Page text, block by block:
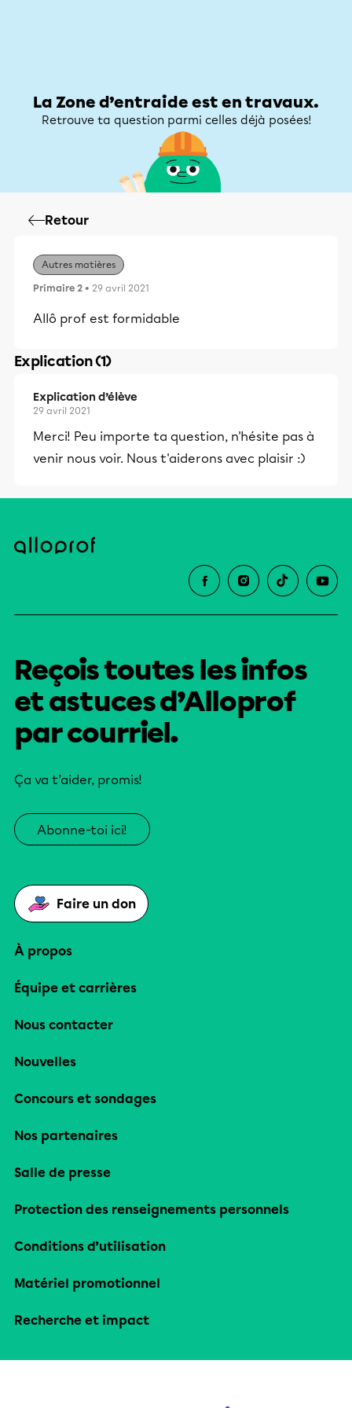
La Zone d’entraide est en travaux.
Retrouve ta question parmi celles déjà posées!
Retour
Autres matières
Primaire 2 • 29 avril 2021
Allô prof est formidable
Explication (1)
Explication d’élève
29 avril 2021
Merci! Peu importe ta question, n'hésite pas à
venir nous voir. Nous t'aiderons avec plaisir :)
Reçois toutes les infos
et astuces d’Alloprof
par courriel.
Ça va t’aider, promis!
Abonne-toi ici!
Faire un don
À propos
Équipe et carrières
Nous contacter
Nouvelles
Concours et sondages
Nos partenaires
Salle de presse
Protection des renseignements personnels
Conditions d’utilisation
Matériel promotionnel
Recherche et impact